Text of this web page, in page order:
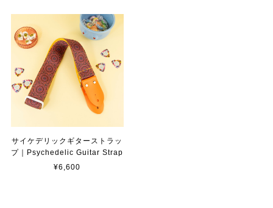
サイケデリックギターストラッ
プ｜Psychedelic Guitar Strap
¥6,600